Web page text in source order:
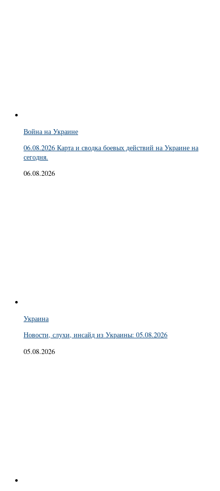
Война на Украине
06.08.2026 Карта и сводка боевых действий на Украине на
сегодня.
06.08.2026
Украина
Новости, слухи, инсайд из Украины: 05.08.2026
05.08.2026